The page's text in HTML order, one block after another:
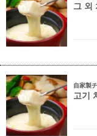
그 외
自家製
고기